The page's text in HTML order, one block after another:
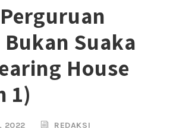
Suaka
House
1)
2022
REDAKSI